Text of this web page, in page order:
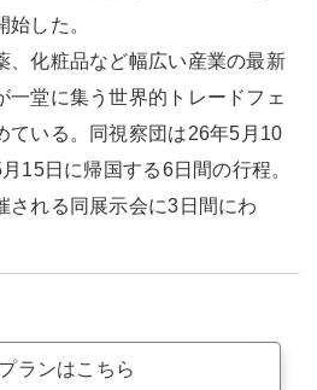
した。
、化粧品など幅広い産業の最新
一堂に集う世界的トレードフェ
ている。同視察団は26年5月10
15日に帰国する6日間の行程。
される同展示会に3日間にわ
ランはこちら